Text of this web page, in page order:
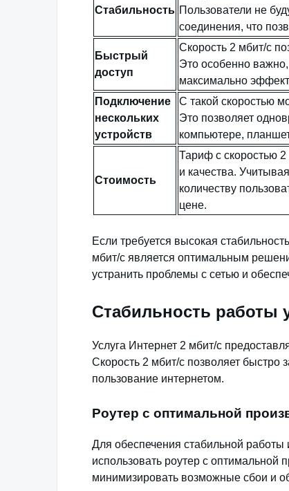
Стабильность Пользователи не
соединения, что
Быстрый
доступ
Скорость 2 мбит/с
Это особенно важно,
максимально
Подключение
нескольких
устройств
С такой скоростью
Это позволяет
компьютере,
Стоимость
Тариф с скоростью
и качества.
количеству
цене.
Если требуется высокая
мбит/с является оптимальным
устранить проблемы с сетью и
Стабильность работы
Услуга Интернет 2 мбит/с
Скорость 2 мбит/с позволяет быстро
пользование интернетом.
Роутер с оптимальной
Для обеспечения стабильной работы
использовать роутер с оптимальной
минимизировать возможные сбои и